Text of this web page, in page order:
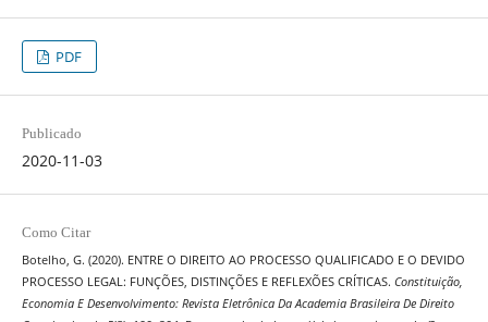
PDF
Publicado
2020-11-03
Como Citar
Botelho, G. (2020). ENTRE O DIREITO AO PROCESSO QUALIFICADO E O DEVIDO
PROCESSO LEGAL: FUNÇÕES, DISTINÇÕES E REFLEXÕES CRÍTICAS. Constituição,
Economia E Desenvolvimento: Revista Eletrônica Da Academia Brasileira De Direito